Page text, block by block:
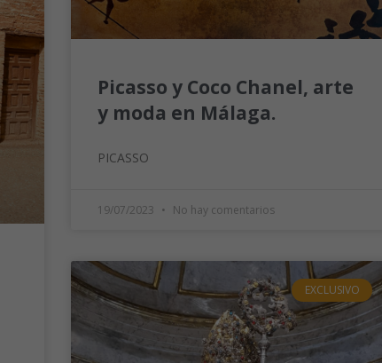
Picasso y Coco Chanel, arte
y moda en Málaga.
PICASSO
19/07/2023 No hay comentarios
EXCLUSIVO